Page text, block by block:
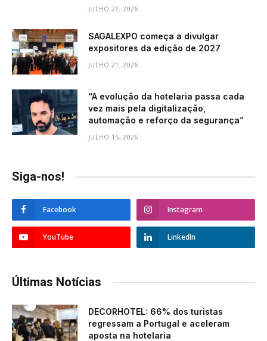
JULHO 22, 2026
SAGALEXPO começa a divulgar
expositores da edição de 2027
JULHO 21, 2026
“A evolução da hotelaria passa cada
vez mais pela digitalização,
automação e reforço da segurança”
JULHO 15, 2026
Siga-nos!
Facebook Instagram
YouTube LinkedIn
Últimas Notícias
DECORHOTEL: 66% dos turistas
regressam a Portugal e aceleram
aposta na hotelaria